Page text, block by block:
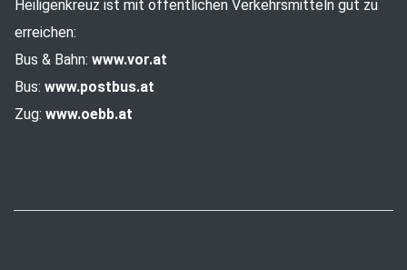
Heiligenkreuz ist mit öffentlichen Verkehrsmitteln gut zu
erreichen:
Bus & Bahn: www.vor.at
Bus: www.postbus.at
Zug: www.oebb.at